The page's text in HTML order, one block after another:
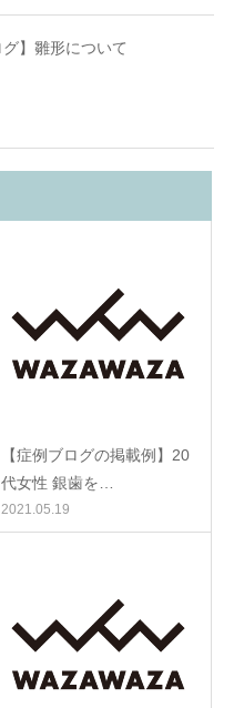
グ】雛形について
【症例ブログの掲載例】20
代女性 銀歯を…
2021.05.19